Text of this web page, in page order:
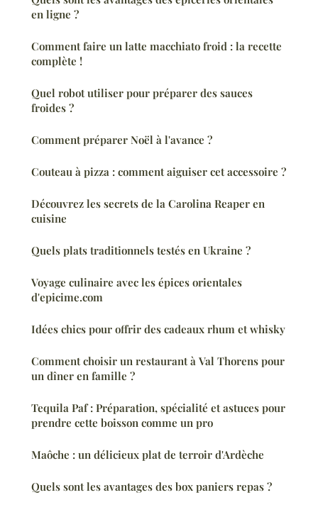
en ligne ?
Comment faire un latte macchiato froid : la recette
complète !
Quel robot utiliser pour préparer des sauces
froides ?
Comment préparer Noël à l'avance ?
Couteau à pizza : comment aiguiser cet accessoire ?
Découvrez les secrets de la Carolina Reaper en
cuisine
Quels plats traditionnels testés en Ukraine ?
Voyage culinaire avec les épices orientales
d'epicime.com
Idées chics pour offrir des cadeaux rhum et whisky
Comment choisir un restaurant à Val Thorens pour
un dîner en famille ?
Tequila Paf : Préparation, spécialité et astuces pour
prendre cette boisson comme un pro
Maôche : un délicieux plat de terroir d'Ardèche
Quels sont les avantages des box paniers repas ?